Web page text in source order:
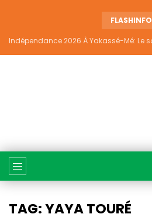
FLASHINFO
TAG: YAYA TOURÉ